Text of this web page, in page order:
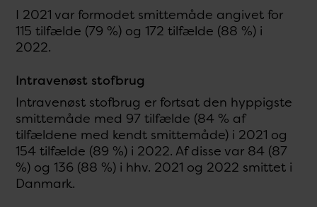
I 2021 var formodet smittemåde angivet for
115 tilfælde (79 %) og 172 tilfælde (88 %) i
2022.
Intravenøst stofbrug
Intravenøst stofbrug er fortsat den hyppigste
smittemåde med 97 tilfælde (84 % af
tilfældene med kendt smittemåde) i 2021 og
154 tilfælde (89 %) i 2022. Af disse var 84 (87
%) og 136 (88 %) i hhv. 2021 og 2022 smittet i
Danmark.